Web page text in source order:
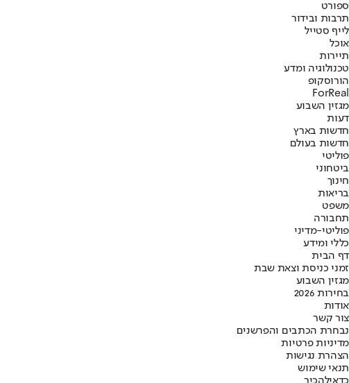
ספורט
תרבות ובידור
לייף סטייל
אוכל
תיירות
טכנולוגיה ומדע
הורוסקופ
ForReal
מגזין השבוע
דעות
חדשות בארץ
חדשות בעולם
פוליטי
ביטחוני
חינוך
בריאות
משפט
תחבורה
פוליטי-מדיני
כללי ומידע
דף הבית
זמני כניסת וצאת שבת
מגזין השבוע
בחירות 2026
אודות
צור קשר
נבחרת הכתבים והפרשנים
מדיניות פרטיות
הצהרת נגישות
תנאי שימוש